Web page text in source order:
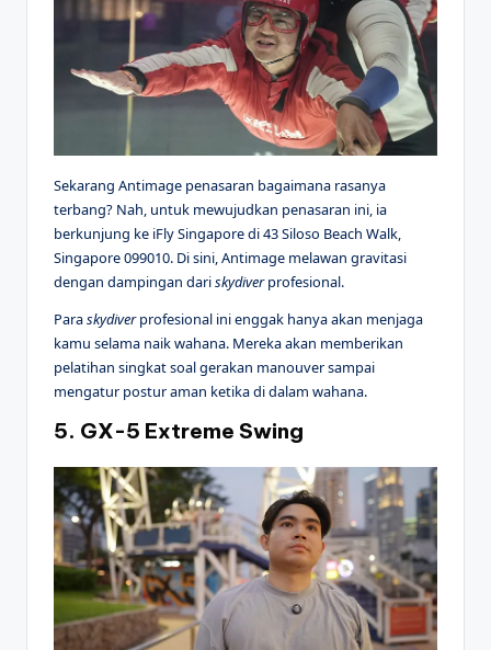
Sekarang Antimage penasaran bagaimana rasanya
terbang? Nah, untuk mewujudkan penasaran ini, ia
berkunjung ke iFly Singapore di 43 Siloso Beach Walk,
Singapore 099010. Di sini, Antimage melawan gravitasi
dengan dampingan dariskydiverprofesional.
Paraskydiverprofesional ini enggak hanya akan menjaga
kamu selama naik wahana. Mereka akan memberikan
pelatihan singkat soal gerakan manouver sampai
mengatur postur aman ketika di dalam wahana.
5. GX-5 Extreme Swing